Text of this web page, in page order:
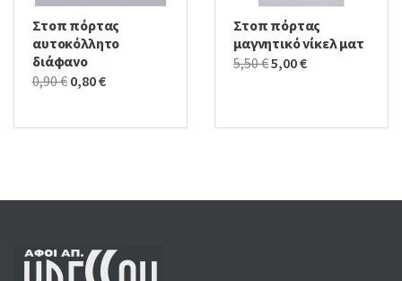
Στοπ πόρτας
αυτοκόλλητο
διάφανο
0,90€ Original
was:
0,80€Current
is:
Στοπ πόρτας
μαγνητικό νίκελ ματ
5,50€Original
5,50 €.
5,00€Current
5,00 €.